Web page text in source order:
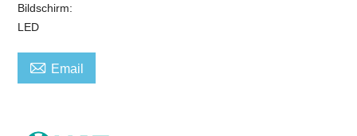
Bildschirm:
LED
 Email